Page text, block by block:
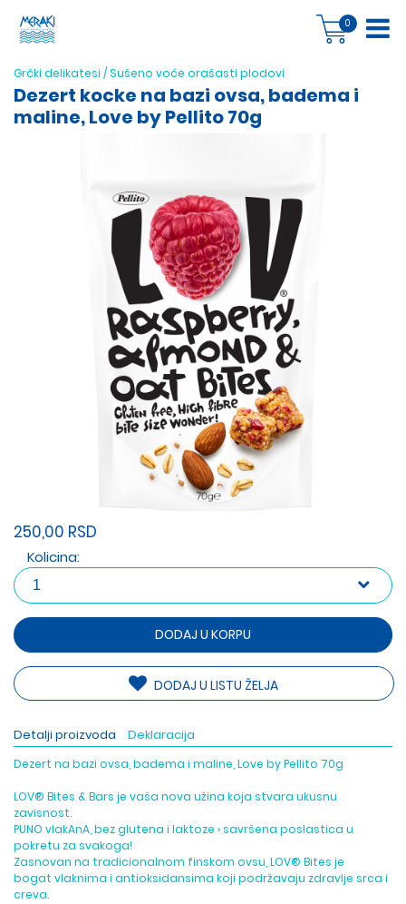
0
Grčki delikatesi /Sušeno voće orašasti plodovi
Dezert kocke na bazi ovsa, badema i
maline, Love by Pellito 70g
250,00 RSD
Kolicina:
DODAJ U KORPU
DODAJ U LISTU ŽELJA
Detalji proizvoda Deklaracija
Dezert na bazi ovsa, badema i maline, Love by Pellito 70g
LOV® Bites & Bars je vaša nova užina koja stvara ukusnu
zavisnost.
PUNO vlakAnA, bez glutena i laktoze › savršena poslastica u
pokretu za svakoga!
Zasnovan na tradicionalnom finskom ovsu, LOV® Bites je
bogat vlaknima i antioksidansima koji podržavaju zdravlje srca i
creva.